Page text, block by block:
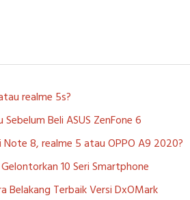
realme 5s?
Beli ASUS ZenFone 6
Note 8, realme 5 atau OPPO A9 2020?
10 Seri Smartphone
Belakang Terbaik Versi DxOMark